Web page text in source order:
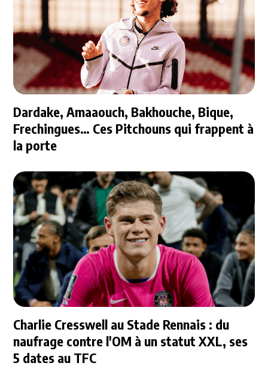
Dardake, Amaaouch, Bakhouche, Bique,
Frechingues… Ces Pitchouns qui frappent à
la porte
Charlie Cresswell au Stade Rennais : du
naufrage contre l'OM à un statut XXL, ses
5 dates au TFC